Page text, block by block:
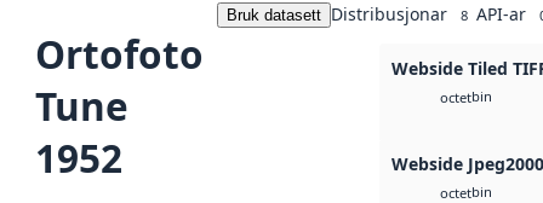
Ortofoto
Tune
1952
Bruk datasett Distribusjonar 8 API-ar
Webside Tiled
octetbin
Webside Jpeg2000
octetbin